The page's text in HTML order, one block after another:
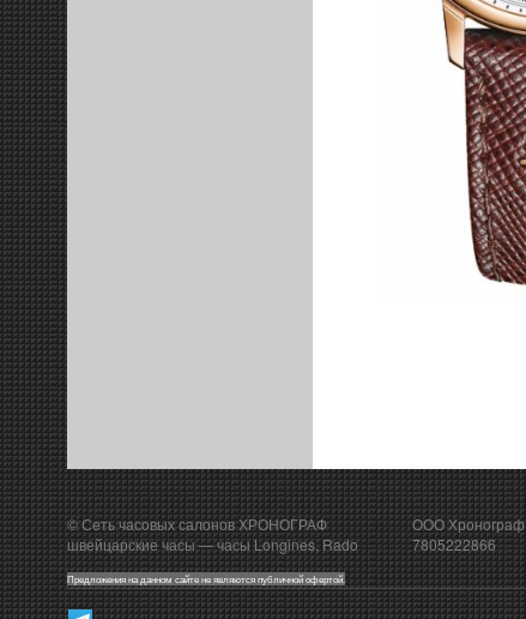
© Сеть часовых салонов ХРОНОГРАФ
швейцарские часы— часы Longines, Rado
Предложения на данном сайте не являются публичной офертой.
ООО Хронограф
7805222866